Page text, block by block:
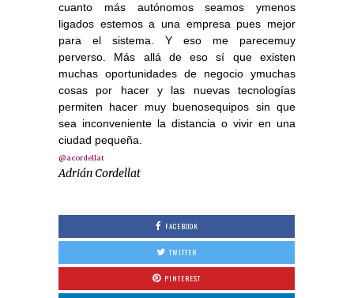
cuanto más autónomos seamos ymenos
ligados estemos a una empresa pues mejor
para el sistema. Y eso me parecemuy
perverso. Más allá de eso sí que existen
muchas oportunidades de negocio ymuchas
cosas por hacer y las nuevas tecnologías
permiten hacer muy buenosequipos sin que
sea inconveniente la distancia o vivir en una
ciudad pequeña.
@acordellat
Adrián Cordellat
FACEBOOK
TWITTER
PINTEREST